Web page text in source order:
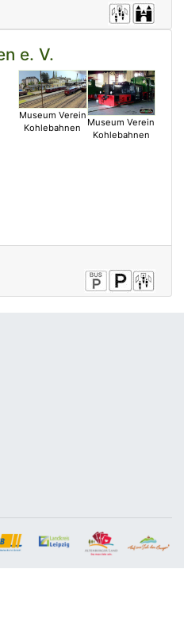
e. V.
Museum Verein
Kohlebahnen
Museum Verein
Kohlebahnen